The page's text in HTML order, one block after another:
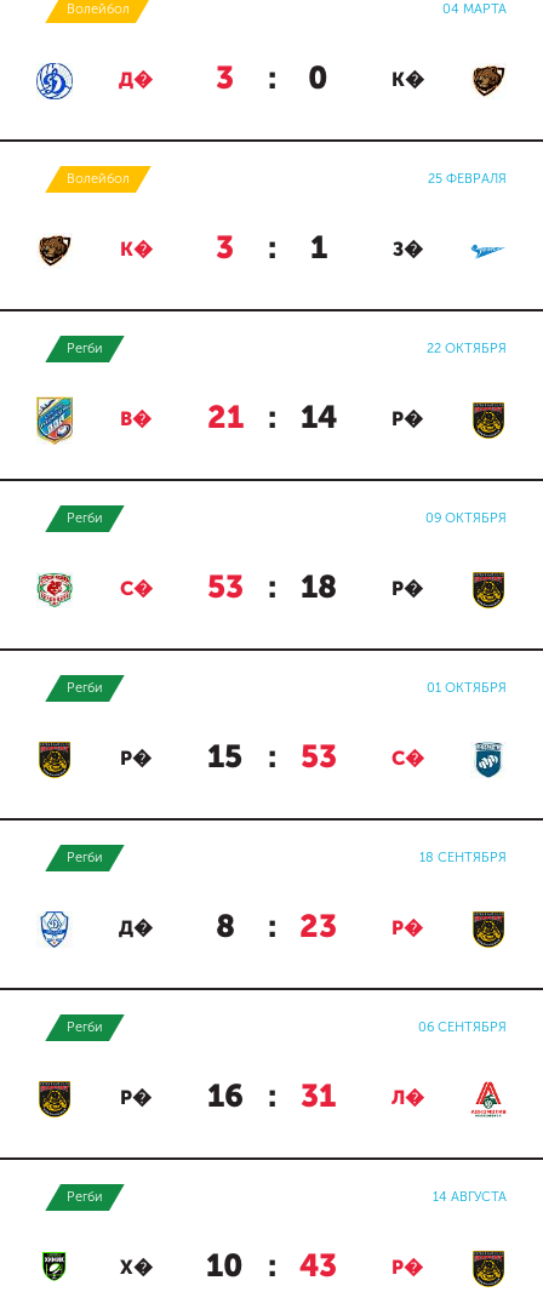
Волейбол 04 МАРТА
Д� 3 : 0 К�
Волейбол 25 ФЕВРАЛЯ
К� 3 : 1 З�
Регби 22 ОКТЯБРЯ
В� 21 : 14 Р�
Регби 09 ОКТЯБРЯ
С� 53 : 18 Р�
Регби 01 ОКТЯБРЯ
Р� 15 : 53 С�
Регби 18 СЕНТЯБРЯ
Д� 8 : 23 Р�
Регби 06 СЕНТЯБРЯ
Р� 16 : 31 Л�
Регби 14 АВГУСТА
Х� 10 : 43 Р�